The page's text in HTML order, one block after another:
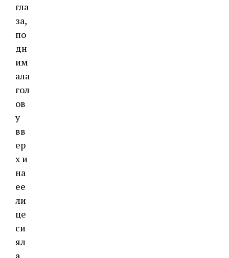
гла
за,
по
дн
им
ала
гол
ов
у
вв
ер
х и
на
ее
ли
це
си
ял
а